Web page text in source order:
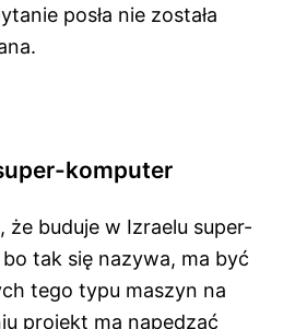
posła nie została
komputer
że buduje w Izraelu super-
tak się nazywa, ma być
tego typu maszyn na
projekt ma napędzać